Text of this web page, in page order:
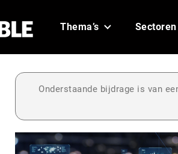
Thema’s Sectoren
Onderstaande bijdrage is van